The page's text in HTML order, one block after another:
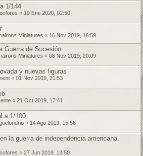
1/144
« 19 Ene 2020, 02:50
Miniatures « 16 Nov 2019, 16:59
Guerra de Sucesión
Miniatures « 08 Nov 2019, 20:09
y nuevas figuras
« 01 Nov 2019, 21:53
« 21 Oct 2019, 17:41
a 1/100
« 14 Ago 2019, 15:56
la guerra de independencia americana.
« 27 Jun 2019, 13:50